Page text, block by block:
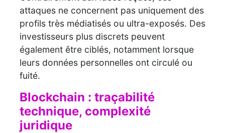
attaques ne concernent pas uniquement des
profils très médiatisés ou ultra-exposés. Des
investisseurs plus discrets peuvent
également être ciblés, notamment lorsque
leurs données personnelles ont circulé ou
fuité.
Blockchain : traçabilité
technique, complexité
juridique